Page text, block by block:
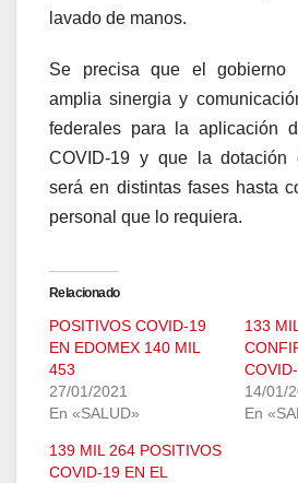
lavado de manos.
Se precisa que el gobierno
amplia sinergia y
federales para la aplicación
COVID-19 y que la dotación
será en distintas fases hasta
personal que lo requiera.
Relacionado
POSITIVOS COVID-19
EN EDOMEX 140 MIL
453
27/01/2021
En «SALUD»
133
14/01/
En
139 MIL 264 POSITIVOS
COVID-19 EN EL